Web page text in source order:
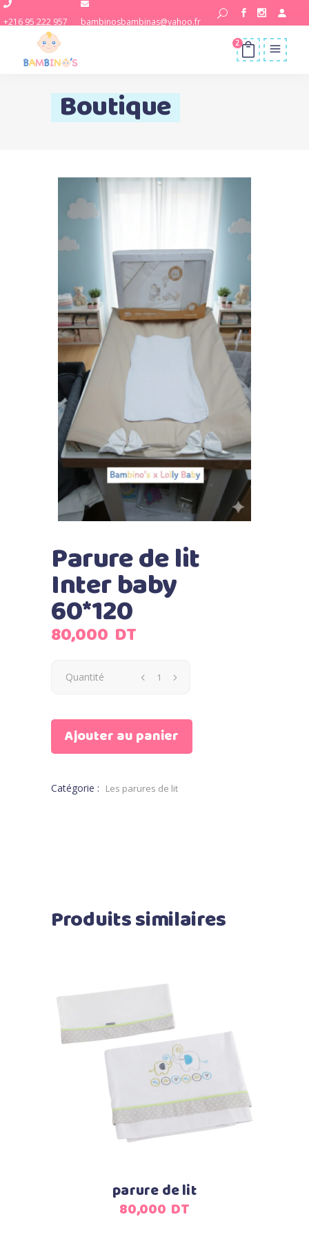
+216 95 222 957 bambinosbambinas@yahoo.fr
2
Boutique
Parure de lit
Inter baby
60*120
80,000 DT
Quantité
Ajouter au panier
Catégorie : Les parures de lit
Produits similaires
Ajouter au panier
parure de lit
80,000 DT